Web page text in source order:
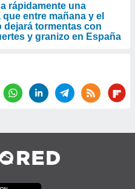
rápidamente una
entre mañana y el
dejará tormentas con
y granizo en España